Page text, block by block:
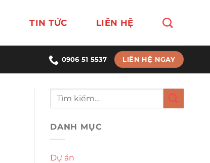
TIN TỨC LIÊN HỆ
0906 51 5537 LIÊN HỆ NGAY
DANH MỤC
Dự án